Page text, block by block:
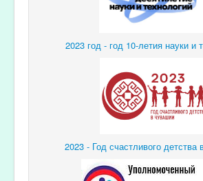
2023 год - год 10-летия науки и
2023 - Год счастливого детства